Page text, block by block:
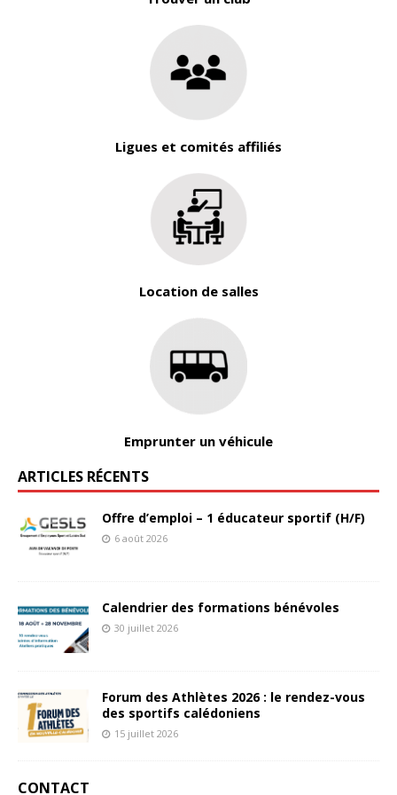
Ligues et comités affiliés
Location de salles
Emprunter un véhicule
ARTICLES RÉCENTS
Offre d’emploi – 1 éducateur sportif (H/F)
6 août 2026
Calendrier des formations bénévoles
30 juillet 2026
Forum des Athlètes 2026 : le rendez-vous
des sportifs calédoniens
15 juillet 2026
CONTACT